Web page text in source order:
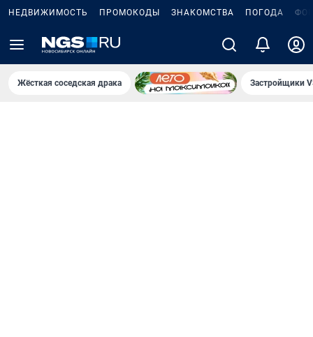
НЕДВИЖИМОСТЬ ПРОМОКОДЫ ЗНАКОМСТВА ПОГОДА
Жёсткая соседская драка Застройщики